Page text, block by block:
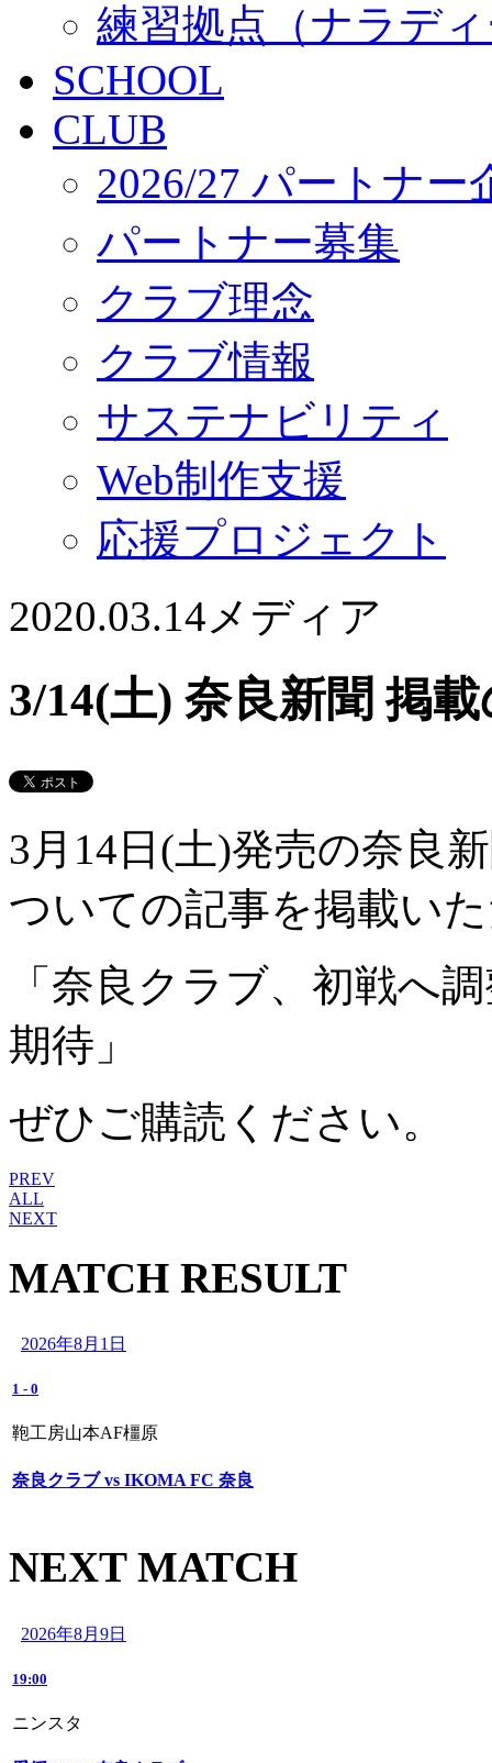
練習拠点（ナラデ
SCHOOL
CLUB
2026/27 パートナー
パートナー募集
クラブ理念
クラブ情報
サステナビリティ
Web制作支援
応援プロジェクト
2020.03.14メディア
3/14(土) 奈良新聞 掲
3月14日(土)発売の奈良
ついての記事を掲載い
「奈良クラブ、初戦へ
期待」
ぜひご購読ください。
PREV
ALL
NEXT
MATCH RESULT
2026年8月1日
1 - 0
鞄工房山本AF橿原
奈良クラブ vs IKOMA FC 奈良
NEXT MATCH
2026年8月9日
19:00
ニンスタ